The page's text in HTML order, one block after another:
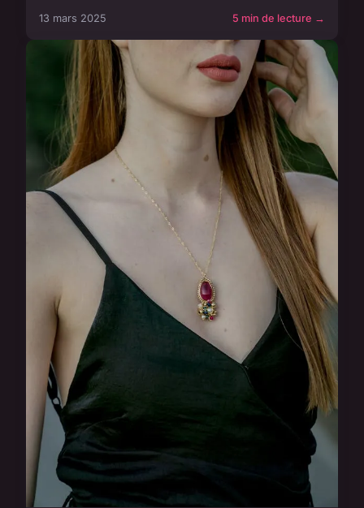
13 mars 2025 5 min de lecture →